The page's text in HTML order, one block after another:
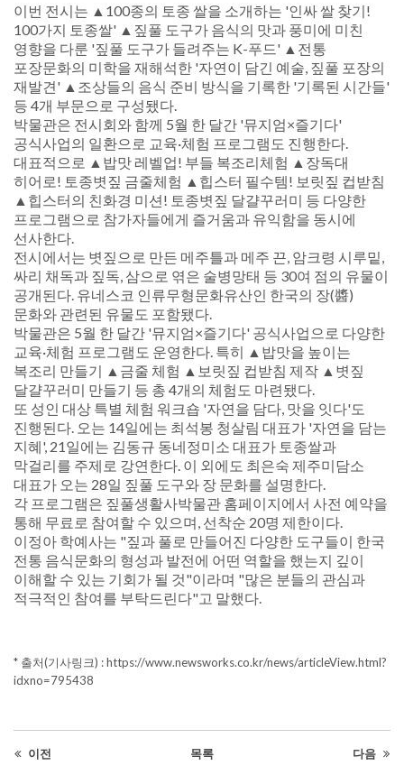
이번 전시는 ▲100종의 토종 쌀을 소개하는 '인싸 쌀 찾기!
100가지 토종쌀' ▲짚풀 도구가 음식의 맛과 풍미에 미친
영향을 다룬 '짚풀 도구가 들려주는 K-푸드' ▲전통
포장문화의 미학을 재해석한 '자연이 담긴 예술, 짚풀 포장의
재발견' ▲조상들의 음식 준비 방식을 기록한 '기록된 시간들'
등 4개 부문으로 구성됐다.
박물관은 전시회와 함께 5월 한 달간 '뮤지엄×즐기다'
공식사업의 일환으로 교육·체험 프로그램도 진행한다.
대표적으로 ▲밥맛 레벨업! 부들 복조리체험 ▲장독대
히어로! 토종볏짚 금줄체험 ▲힙스터 필수템! 보릿짚 컵받침
▲힙스터의 친화경 미션! 토종볏짚 달걀꾸러미 등 다양한
프로그램으로 참가자들에게 즐거움과 유익함을 동시에
선사한다.
전시에서는 볏짚으로 만든 메주틀과 메주 끈, 암크령 시루밑,
싸리 채독과 짚독, 삼으로 엮은 술병망태 등 30여 점의 유물이
공개된다. 유네스코 인류무형문화유산인 한국의 장(醬)
문화와 관련된 유물도 포함됐다.
박물관은 5월 한 달간 '뮤지엄×즐기다' 공식사업으로 다양한
교육·체험 프로그램도 운영한다. 특히 ▲밥맛을 높이는
복조리 만들기 ▲금줄 체험 ▲보릿짚 컵받침 제작 ▲볏짚
달걀꾸러미 만들기 등 총 4개의 체험도 마련됐다.
또 성인 대상 특별 체험 워크숍 '자연을 담다, 맛을 잇다'도
진행된다. 오는 14일에는 최석봉 청살림 대표가 '자연을 담는
지혜', 21일에는 김동규 동네정미소 대표가 토종쌀과
막걸리를 주제로 강연한다. 이 외에도 최은숙 제주미담소
대표가 오는 28일 짚풀 도구와 장 문화를 설명한다.
각 프로그램은 짚풀생활사박물관 홈페이지에서 사전 예약을
통해 무료로 참여할 수 있으며, 선착순 20명 제한이다.
이정아 학예사는 "짚과 풀로 만들어진 다양한 도구들이 한국
전통 음식문화의 형성과 발전에 어떤 역할을 했는지 깊이
이해할 수 있는 기회가 될 것"이라며 "많은 분들의 관심과
적극적인 참여를 부탁드린다"고 말했다.
* 출처(기사링크) : https://www.newsworks.co.kr/news/articleView.html?
idxno=795438
이전 목록 다음